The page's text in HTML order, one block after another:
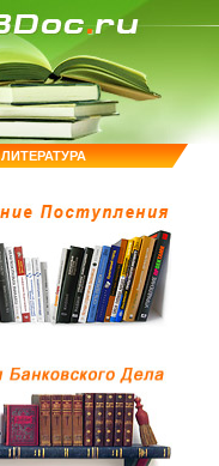
ЛИТЕРАТУРА